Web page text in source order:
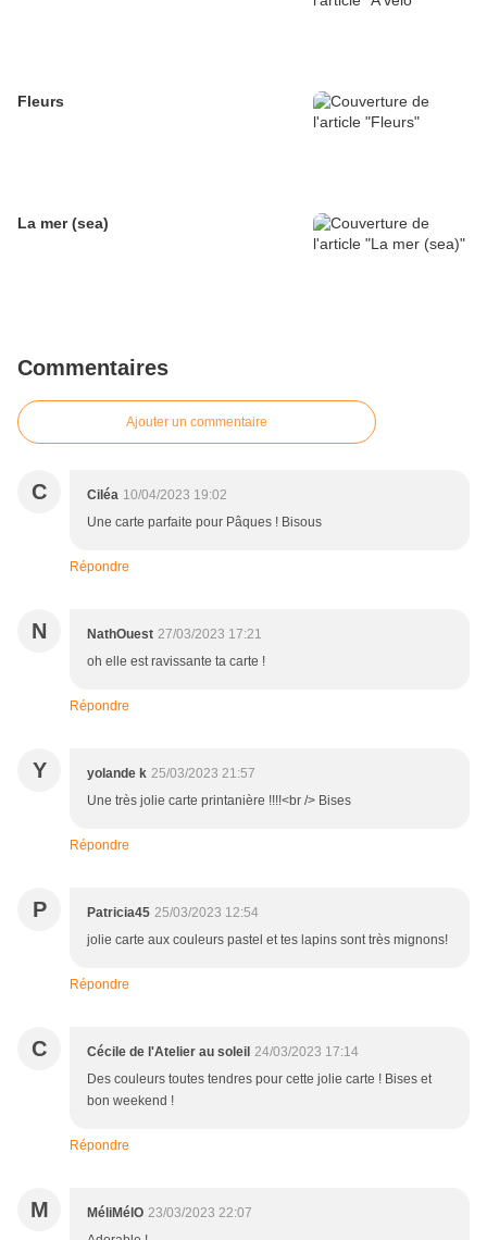
Fleurs
La mer (sea)
Commentaires
Ajouter un commentaire
C Ciléa 10/04/2023 19:02
Une carte parfaite pour Pâques ! Bisous
Répondre
N NathOuest 27/03/2023 17:21
oh elle est ravissante ta carte !
Répondre
Y yolande k 25/03/2023 21:57
Une très jolie carte printanière !!!!<br /> Bises
Répondre
P Patricia45 25/03/2023 12:54
jolie carte aux couleurs pastel et tes lapins sont très mignons!
Répondre
C Cécile de l'Atelier au soleil 24/03/2023 17:14
Des couleurs toutes tendres pour cette jolie carte ! Bises et
bon weekend !
Répondre
M MéliMélO 23/03/2023 22:07